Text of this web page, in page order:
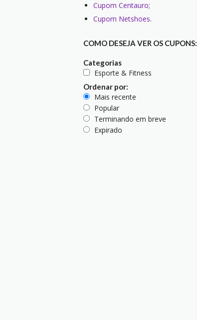
Cupom Centauro;
Cupom Netshoes.
COMO DESEJA VER OS CUPONS:
Categorias
Esporte & Fitness
Ordenar por:
Mais recente
Popular
Terminando em breve
Expirado